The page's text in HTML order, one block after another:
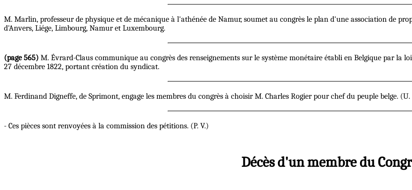
M. Marlin, professeur de physique et de mécanique à l'athénée de Namur, soumet au congrès le plan d'une association de
d'Anvers, Liége, Limbourg, Namur et Luxembourg.
(page 565) M. Évrard-Claus communique au congrès des renseignements sur le système monétaire établi en Belgique par la
27 décembre 1822, portant création du syndicat.
M. Ferdinand Digneffe, de Sprimont, engage les membres du congrès à choisir M. Charles Rogier pour chef du peuple belge. (U.
- Ces pièces sont renvoyées à la commission des pétitions. (P. V.)
Décès d'un membre du